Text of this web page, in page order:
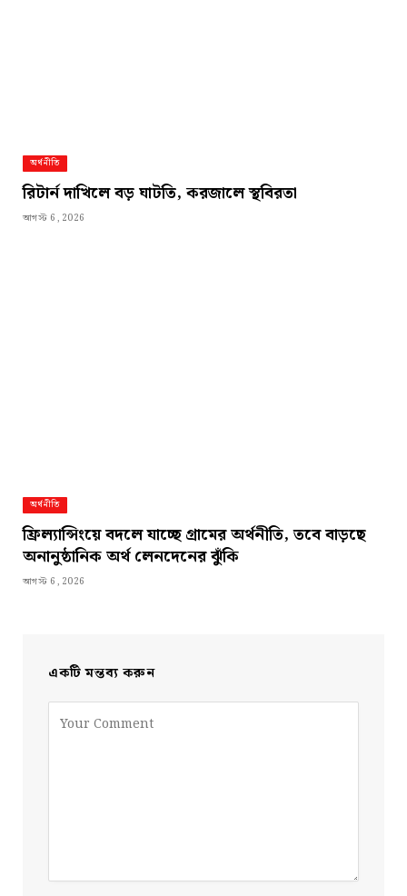
অর্থনীতি
রিটার্ন দাখিলে বড় ঘাটতি, করজালে স্থবিরতা
আগস্ট 6, 2026
অর্থনীতি
ফ্রিল্যান্সিংয়ে বদলে যাচ্ছে গ্রামের অর্থনীতি, তবে বাড়ছে
অনানুষ্ঠানিক অর্থ লেনদেনের ঝুঁকি
আগস্ট 6, 2026
একটি মন্তব্য করুন